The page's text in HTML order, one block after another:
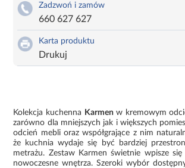
Zadzwoń i zamów
660 627 627
Karta produktu
Drukuj
Kolekcja kuchenna Karmen w kremowym
zarówno dla mniejszych jak i większych
odcień mebli oraz współgrające z nim
że kuchnia wydaje się być bardziej
metrażu. Zestaw Karmen świetnie wpisze
nowoczesne wnętrza. Szeroki wybór